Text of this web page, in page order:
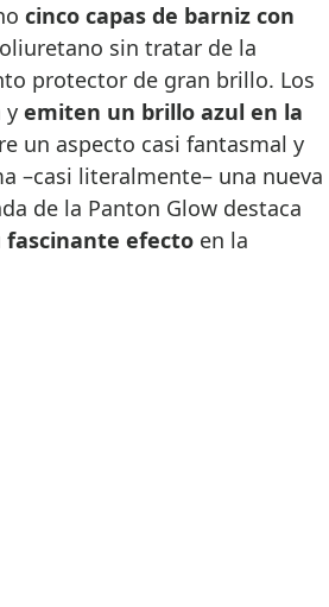
cinco capas de barniz con
sin tratar de la
protector de gran brillo. Los
y emiten un brillo azul en la
un aspecto casi fantasmal y
–casi literalmente– una nueva
de la Panton Glow destaca
fascinante efectoen la